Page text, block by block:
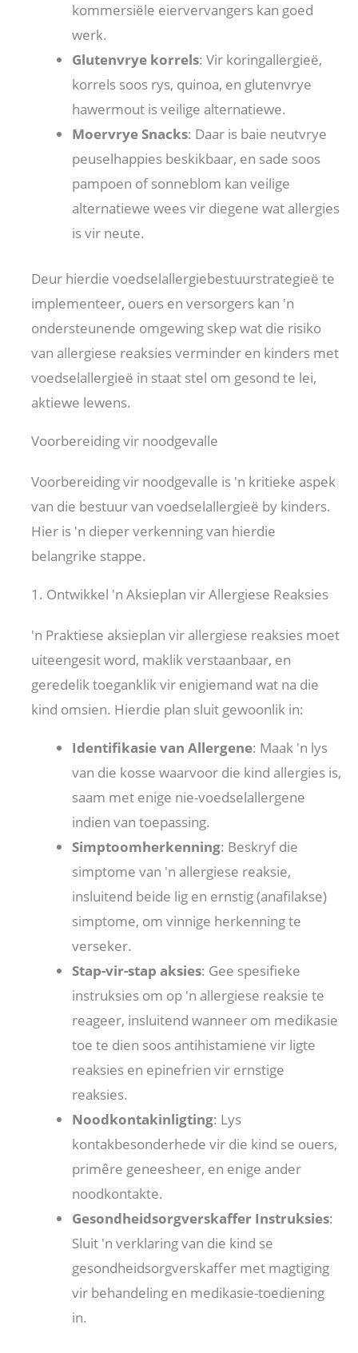
kommersiële eiervervangers kan goed
werk.
Glutenvrye korrels: Vir koringallergieë,
korrels soos rys, quinoa, en glutenvrye
hawermout is veilige alternatiewe.
Moervrye Snacks: Daar is baie neutvrye
peuselhappies beskikbaar, en sade soos
pampoen of sonneblom kan veilige
alternatiewe wees vir diegene wat allergies
is vir neute.
Deur hierdie voedselallergiebestuurstrategieë te
implementeer, ouers en versorgers kan 'n
ondersteunende omgewing skep wat die risiko
van allergiese reaksies verminder en kinders met
voedselallergieë in staat stel om gesond te lei,
aktiewe lewens.
Voorbereiding vir noodgevalle
Voorbereiding vir noodgevalle is 'n kritieke aspek
van die bestuur van voedselallergieë by kinders.
Hier is 'n dieper verkenning van hierdie
belangrike stappe.
1. Ontwikkel 'n Aksieplan vir Allergiese Reaksies
'n Praktiese aksieplan vir allergiese reaksies moet
uiteengesit word, maklik verstaanbaar, en
geredelik toeganklik vir enigiemand wat na die
kind omsien. Hierdie plan sluit gewoonlik in:
Identifikasie van Allergene: Maak 'n lys
van die kosse waarvoor die kind allergies is,
saam met enige nie-voedselallergene
indien van toepassing.
Simptoomherkenning: Beskryf die
simptome van 'n allergiese reaksie,
insluitend beide lig en ernstig (anafilakse)
simptome, om vinnige herkenning te
verseker.
Stap-vir-stap aksies: Gee spesifieke
instruksies om op 'n allergiese reaksie te
reageer, insluitend wanneer om medikasie
toe te dien soos antihistamiene vir ligte
reaksies en epinefrien vir ernstige
reaksies.
Noodkontakinligting: Lys
kontakbesonderhede vir die kind se ouers,
primêre geneesheer, en enige ander
noodkontakte.
Gesondheidsorgverskaffer Instruksies:
Sluit 'n verklaring van die kind se
gesondheidsorgverskaffer met magtiging
vir behandeling en medikasie-toediening
in.